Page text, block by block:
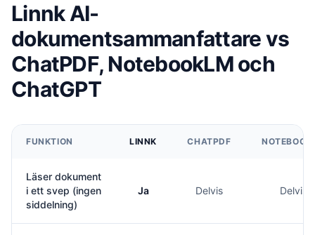
Linnk AI-
dokumentsammanfattare vs
ChatPDF, NotebookLM och
ChatGPT
FUNKTION LINNK CHATPDF
Läser dokument
i ett svep (ingen
siddelning)
Ja Delvis Delvis